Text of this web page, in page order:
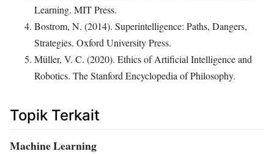
Learning. MIT Press.
Bostrom, N. (2014). Superintelligence: Paths, Dangers,
Strategies. Oxford University Press.
Müller, V. C. (2020). Ethics of Artificial Intelligence and
Robotics. The Stanford Encyclopedia of Philosophy.
Topik Terkait
Machine Learning